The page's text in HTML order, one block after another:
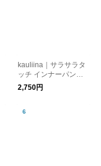
kauliina｜サラサラタ
ッチ インナーパンツ
吸水速乾 接触冷感 日
本製
2,750円